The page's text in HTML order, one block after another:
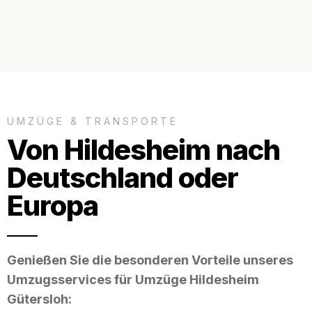
UMZÜGE & TRANSPORTE
Von Hildesheim nach
Deutschland oder
Europa
Genießen Sie die besonderen Vorteile unseres
Umzugsservices für Umzüge Hildesheim
Gütersloh: